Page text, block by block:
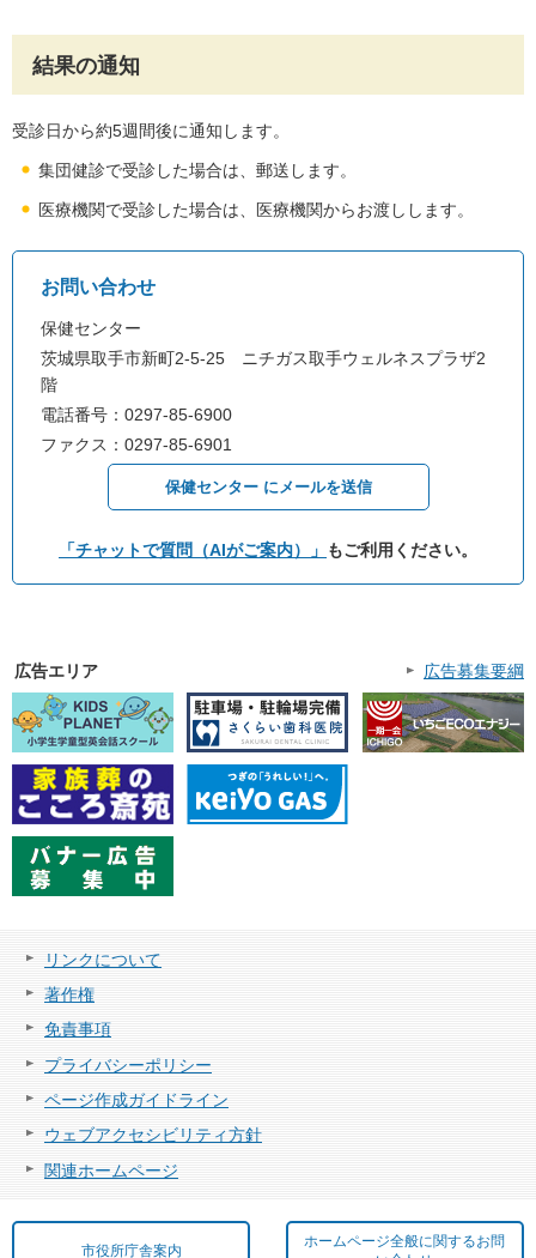
結果の通知
受診日から約5週間後に通知します。
集団健診で受診した場合は、郵送します。
医療機関で受診した場合は、医療機関からお渡しします。
お問い合わせ
保健センター
茨城県取手市新町2-5-25 ニチガス取手ウェルネスプラザ2
階
電話番号：0297-85-6900
ファクス：0297-85-6901
保健センター にメールを送信
「チャットで質問（AIがご案内）」 もご利用ください。
広告エリア 広告募集要綱
リンクについて
著作権
免責事項
プライバシーポリシー
ページ作成ガイドライン
ウェブアクセシビリティ方針
関連ホームページ
市役所庁舎案内
ホームページ全般に関するお問